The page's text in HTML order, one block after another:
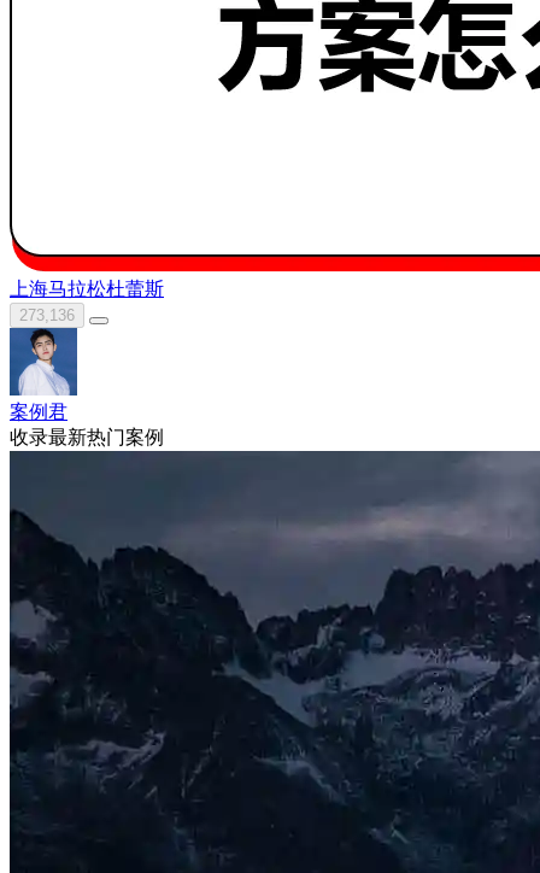
上海马拉松杜蕾斯
273,136
案例君
收录最新热门案例